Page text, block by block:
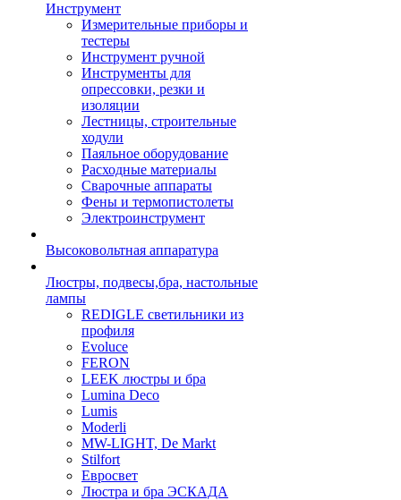
Инструмент
Измерительные приборы и
тестеры
Инструмент ручной
Инструменты для
опрессовки, резки и
изоляции
Лестницы, строительные
ходули
Паяльное оборудование
Расходные материалы
Сварочные аппараты
Фены и термопистолеты
Электроинструмент
Высоковольтная аппаратура
Люстры, подвесы,бра, настольные
лампы
REDIGLE светильники из
профиля
Evoluce
FERON
LEEK люстры и бра
Lumina Deco
Lumis
Moderli
MW-LIGHT, De Markt
Stilfort
Евросвет
Люстра и бра ЭСКАДА